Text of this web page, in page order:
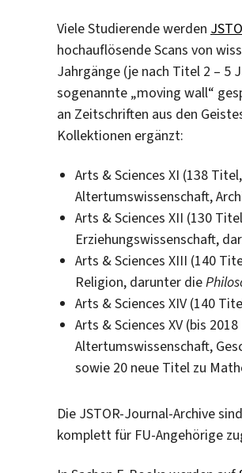
Viele Studierende werden
hochauflösende Scans von
Jahrgänge (je nach Titel 2 – 5
sogenannte „moving wall“
an Zeitschriften aus den
Kollektionen ergänzt:
Arts & Sciences XI (138
Altertumswissenschaft,
Arts & Sciences XII (130
Erziehungswissenschaft,
Arts & Sciences XIII (140
Religion, darunter die
Arts & Sciences XIV (140
Arts & Sciences XV (bis
Altertumswissenschaft,
sowie 20 neue Titel zu
Die JSTOR-Journal-Archive
komplett für FU-Angehörige